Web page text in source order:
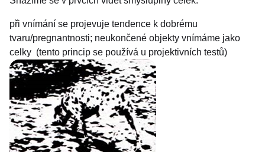
při vnímání se projevuje tendence k dobrému
tvaru/pregnantnosti; neukončené objekty vnímáme jako
celky (tento princip se používá u projektivních testů)